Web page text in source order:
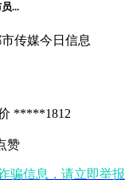
...
传媒今日信息
*****1812
赞
骗信息，请立即举报